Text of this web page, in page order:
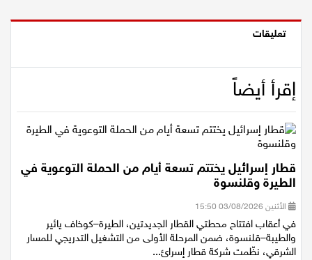
إقرأ أيضاً
قطار إسرائيل يختتم تسعة أيام من الحملة التوعوية في
الطيرة وقلنسوة
الأثنين 03/08/2026 15:50
في أعقاب افتتاح محطتي القطار الجديدتين، الطيرة–كوخاف يائير
والطيبة–قلنسوة، ضمن المرحلة الأولى من التشغيل التدريجي للمسار